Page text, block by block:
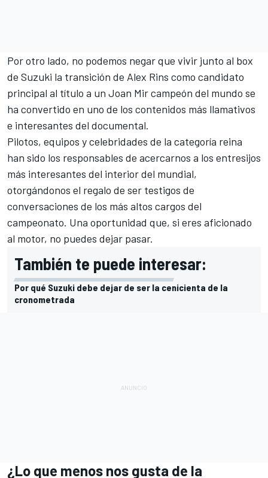
Por otro lado, no podemos negar que vivir junto al box
de Suzuki la transición de Alex Rins como candidato
principal al título a un Joan Mircampeón del mundo se
ha convertido en uno de los contenidos más llamativos
e interesantes del documental.
Pilotos, equipos y celebridades de la categoría reina
han sido los responsables de acercarnos a los entresijos
más interesantes del interior del mundial,
otorgándonos el regalo de ser testigos de
conversaciones de los más altos cargos del
campeonato. Una oportunidad que, si eres aficionado
al motor, no puedes dejar pasar.
También te puede interesar:
Por qué Suzuki debe dejar de ser la cenicienta de la
cronometrada
¿Lo que menos nos gusta de la